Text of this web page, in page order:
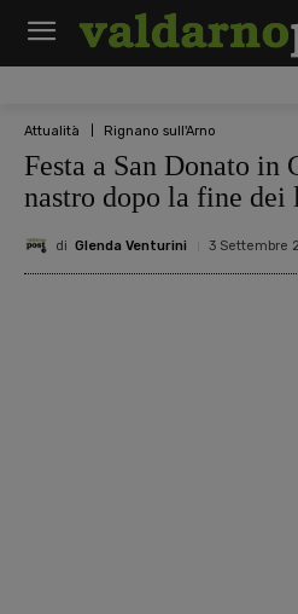
Attualità Rignano sull'Arno
Festa a San Donato
nastro dopo la fine
di Glenda Venturini 3 Settembre